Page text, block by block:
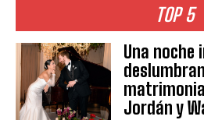
TOP 5
Una noche
Jordán y